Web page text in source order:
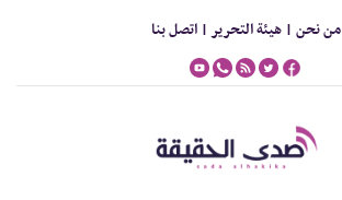
من نحن |هيئة التحرير |اتصل بنا